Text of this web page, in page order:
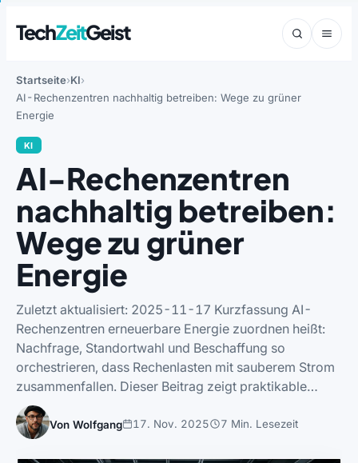
TechZeitGeist
Startseite KI
AI-Rechenzentren nachhaltig betreiben: Wege zu grüner
Energie
KI
AI-Rechenzentren
nachhaltig betreiben:
Wege zu grüner
Energie
Zuletzt aktualisiert: 2025-11-17 Kurzfassung AI-
Rechenzentren erneuerbare Energie zuordnen heißt:
Nachfrage, Standortwahl und Beschaffung so
orchestrieren, dass Rechenlasten mit sauberem Strom
zusammenfallen. Dieser Beitrag zeigt praktikable…
Von Wolfgang 17. Nov. 2025 7 Min. Lesezeit